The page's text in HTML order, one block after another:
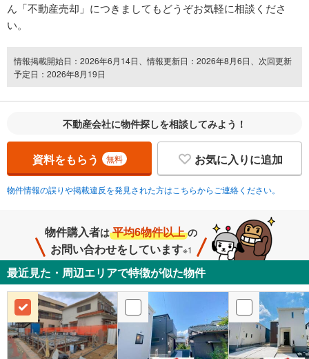
ん「不動産売却」につきましてもどうぞお気軽に相談くださ
い。
情報掲載開始日：2026年6月14日、情報更新日：2026年8月6日、次回更新
予定日：2026年8月19日
不動産会社に物件探しを相談してみよう！
資料をもらう 無料 お気に入りに追加
物件情報の誤りや掲載違反を発見された方はこちらからご連絡ください。
物件購入者は 平均6物件以上 の
お問い合わせをしています※1
最近見た・周辺エリアで特徴が似た物件